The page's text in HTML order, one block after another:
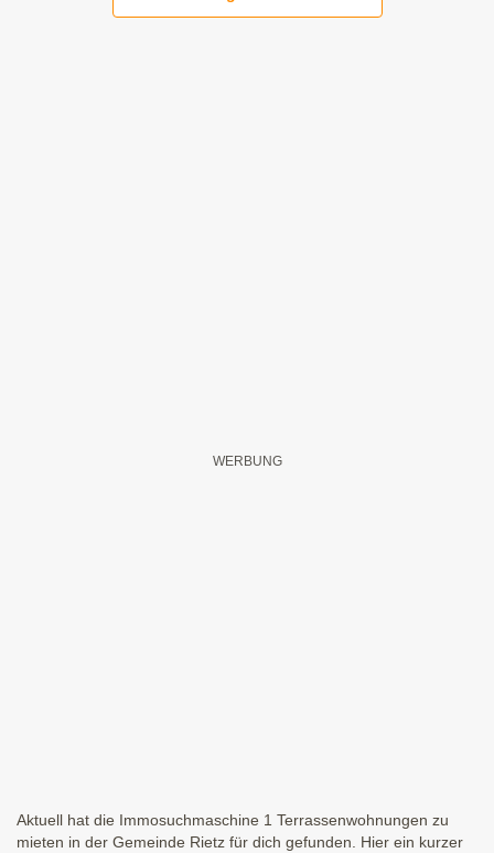
Aktuell hat die Immosuchmaschine 1 Terrassenwohnungen zu
mieten in der Gemeinde Rietz für dich gefunden. Hier ein kurzer